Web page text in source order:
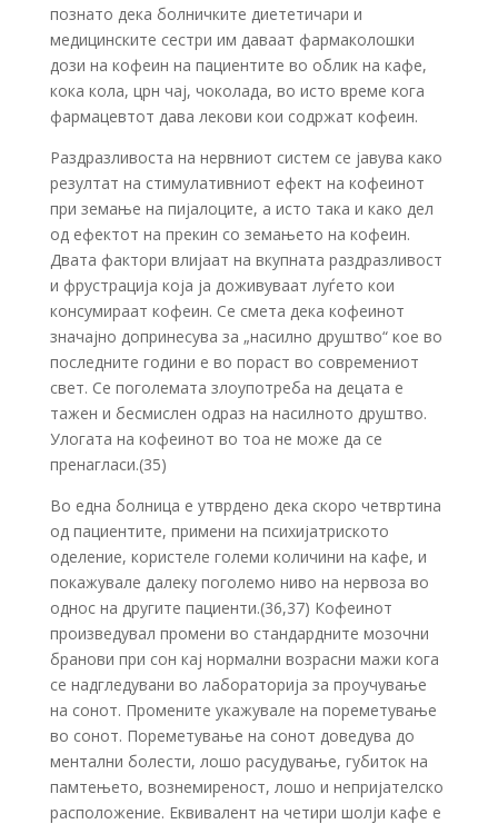
познато дека болничките диететичари и
медицинските сестри им даваат фармаколошки
дози на кофеин на пациентите во облик на кафе,
кока кола, црн чај, чоколада, во исто време кога
фармацевтот дава лекови кои содржат кофеин.
Раздразливоста на нервниот систем се јавува како
резултат на стимулативниот ефект на кофеинот
при земање на пијалоците, а исто така и како дел
од ефектот на прекин со земањето на кофеин.
Двата фактори влијаат на вкупната раздразливост
и фрустрација која ја доживуваат луѓето кои
консумираат кофеин. Се смета дека кофеинот
значајно допринесува за „насилно друштво“ кое во
последните години е во пораст во современиот
свет. Се поголемата злоупотреба на децата е
тажен и бесмислен одраз на насилното друштво.
Улогата на кофеинот во тоа не може да се
пренагласи.(35)
Во една болница е утврдено дека скоро четвртина
од пациентите, примени на психијатриското
оделение, користеле големи количини на кафе, и
покажувале далеку поголемо ниво на нервоза во
однос на другите пациенти.(36,37) Кофеинот
произведувал промени во стандардните мозочни
бранови при сон кај нормални возрасни мажи кога
се надгледувани во лабораторија за проучување
на сонот. Промените укажувале на пореметување
во сонот. Пореметување на сонот доведува до
ментални болести, лошо расудување, губиток на
памтењето, вознемиреност, лошо и непријателско
расположение. Еквивалент на четири шолји кафе е